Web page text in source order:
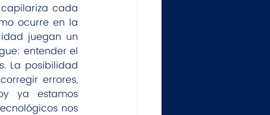
cada
ocurre en la
juegan un
entender el
La posibilidad
errores,
ya estamos
nos